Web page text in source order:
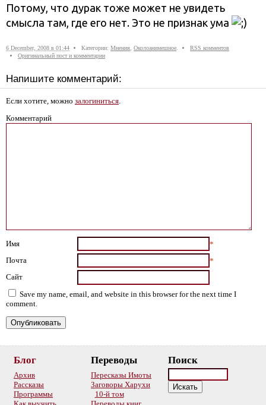
Потому, что дурак тоже может не увидеть
смысла там, где его нет. Это не признак ума
6 December, 2008 в 01:44 Категории: Мнения Околоанимешное
RSS комментов
Оригинальный пост и комментарии
Напишите комментарий:
Если хотите, можно залогиниться
Комментарий
Имя
*
Почта
*
Сайт
Save my name, email, and website in this browser for the next time I
comment.
Блог
Архив
Рассказы
Программы
Как выучить
Переводы
Пересказы Имоты
Заговоры Харухи
10-й том
Переводы книг
Поиск